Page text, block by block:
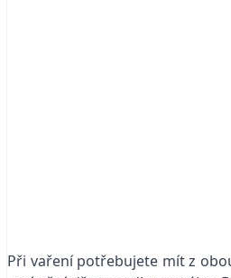
Při vaření potřebujete mít z